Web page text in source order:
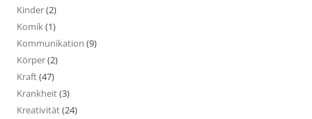
Kinder(2)
Komik(1)
Kommunikation (9)
Körper(2)
Kraft(47)
Krankheit(3)
Kreativität(24)